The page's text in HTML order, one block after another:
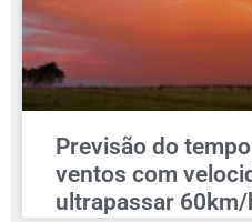
Previsão do
ventos com
ultrapassar 60km/